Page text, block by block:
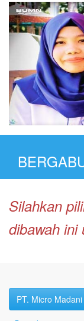
Silahkan
dibawah ini
PT. Micro